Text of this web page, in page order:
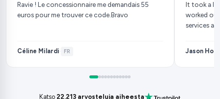
Ravie ! Le concessionnaire me demandais 55
euros pour me trouver ce code.Bravo
Céline Milardi· FR
It took a
worked out perfectly. I
services
Jason
Katso22,213 arvosteluja aiheesta